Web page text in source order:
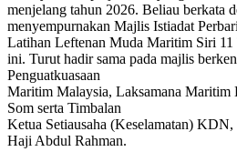
menjelang tahun 2026. Beliau berkata
menyempurnakan Majlis Istiadat
Latihan Leftenan Muda Maritim Siri
ini. Turut hadir sama pada majlis
Penguatkuasaan
Maritim Malaysia, Laksamana
Som serta Timbalan
Ketua Setiausaha (Keselamatan)
Haji Abdul Rahman.